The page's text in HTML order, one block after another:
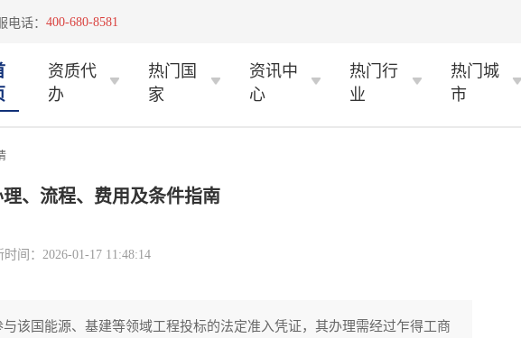
话： 400-680-8581
资质代
办
热门国
家
资讯中
心
热门行
业
热门城
市
、流程、费用及条件指南
时间：2026-01-17 11:48:14
该国能源、基建等领域工程投标的法定准入凭证，其办理需经过乍得工商